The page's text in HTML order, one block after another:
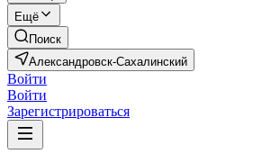
Ещё
Поиск
Александровск-Сахалинский
Войти
Войти
Зарегистрироваться